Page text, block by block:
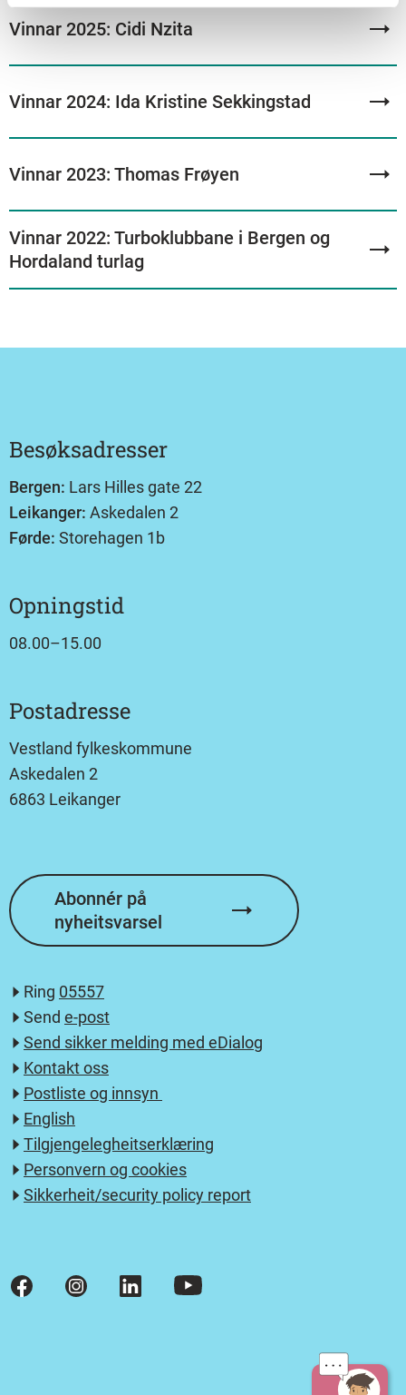
Vinnar 2025: Cidi Nzita
Vinnar 2024: Ida Kristine Sekkingstad
Vinnar 2023: Thomas Frøyen
Vinnar 2022: Turboklubbane i Bergen og
Hordaland turlag
Besøksadresser
Bergen: Lars Hilles gate 22
Leikanger: Askedalen 2
Førde: Storehagen 1b
Opningstid
08.00–15.00
Postadresse
Vestland fylkeskommune
Askedalen 2
6863 Leikanger
Abonnér på
nyheitsvarsel
Ring 05557
Send e-post
Send sikker melding med eDialog
Kontakt oss
Postliste og innsyn
English
Tilgjengelegheitserklæring
Personvern og cookies
Sikkerheit/security policy report